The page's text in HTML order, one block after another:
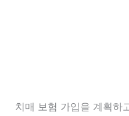
치매 보험 가입을 계획하